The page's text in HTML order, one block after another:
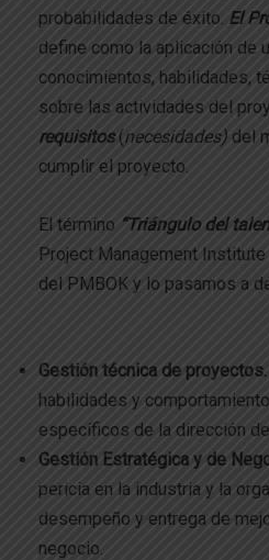
probabilidades de éxito. El
define como la aplicación de
conocimientos, habilidades,
sobre las actividades del
requisitos(necesidades) del
cumplir el proyecto.
El término “Triángulo del
Project Management
del PMBOK y lo pasamos a
Gestión técnica de proyectos.
habilidades y
específicos de la dirección
Gestión Estratégica y de
pericia en la industria y la
desempeño y entrega de
negocio.